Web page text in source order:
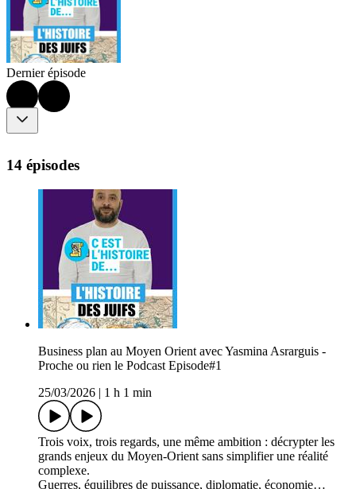
Dernier épisode
14 épisodes
Business plan au Moyen Orient avec Yasmina Asrarguis -
Proche ou rien le Podcast Episode#1
25/03/2026 | 1 h 1 min
Trois voix, trois regards, une même ambition : décrypter les
grands enjeux du Moyen-Orient sans simplifier une réalité
complexe.
Guerres, équilibres de puissance, diplomatie, économie…